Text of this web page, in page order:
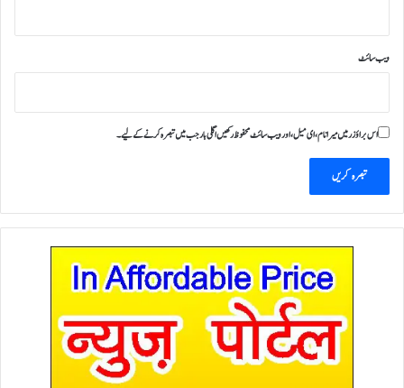
ویب‌ سائٹ
اس براؤزر میں میرا نام، ای میل، اور ویب سائٹ محفوظ رکھیں اگلی بار جب میں تبصرہ کرنے کےلیے۔